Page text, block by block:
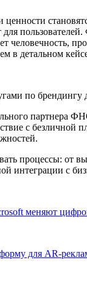
человечность,
в детальном
по
партнера
с
процессы: от
интеграции с
меняют
для AR-